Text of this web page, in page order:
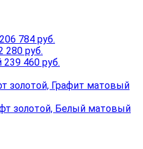
784 руб.
280 руб.
460 руб.
золотой, Графит матовый
золотой, Белый матовый